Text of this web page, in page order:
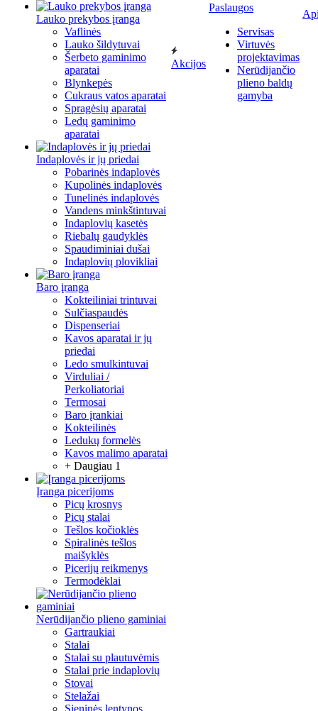
Lauko prekybos įranga
Vaflinės
Lauko šildytuvai
Šerbeto gaminimo
aparatai
Blynkepės
Cukraus vatos aparatai
Spragėsių aparatai
Ledų gaminimo
aparatai
Indaplovės ir jų priedai
Pobarinės indaplovės
Kupolinės indaplovės
Tunelinės indaplovės
Vandens minkštintuvai
Indaplovių kasetės
Riebalų gaudyklės
Spaudiminiai dušai
Indaplovių plovikliai
Baro įranga
Kokteiliniai trintuvai
Sulčiaspaudės
Dispenseriai
Kavos aparatai ir jų
priedai
Ledo smulkintuvai
Virduliai /
Perkoliatoriai
Termosai
Baro įrankiai
Kokteilinės
Ledukų formelės
Kavos malimo aparatai
+ Daugiau 1
Įranga picerijoms
Picų krosnys
Picų stalai
Tešlos kočioklės
Spiralinės tešlos
maišyklės
Picerijų reikmenys
Termodėklai
Nerūdijančio plieno gaminiai
Gartraukiai
Stalai
Stalai su plautuvėmis
Stalai prie indaplovių
Stovai
Stelažai
Sieninės lentynos
Akcijos
Paslaugos
Servisas
Virtuvės
projektavimas
Nerūdijančio
plieno baldų
gamyba